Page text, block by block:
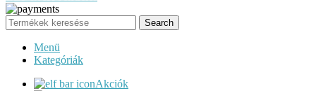
Search
Menü
Kategóriák
Akciók